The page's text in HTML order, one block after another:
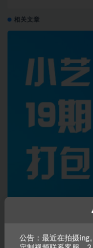
相关文章
公告：最近在拍摄ing